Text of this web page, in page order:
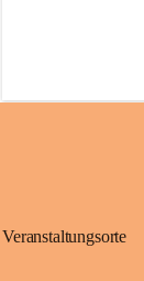
Veranstaltungsorte